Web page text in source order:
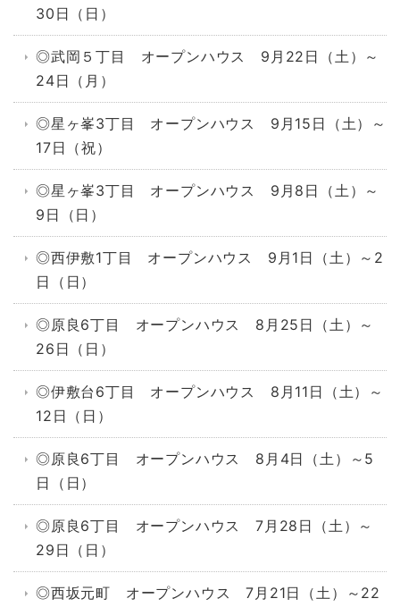
30日（日）
◎武岡５丁目 オープンハウス 9月22日（土）～
24日（月）
◎星ヶ峯3丁目 オープンハウス 9月15日（土）～
17日（祝）
◎星ヶ峯3丁目 オープンハウス 9月8日（土）～
9日（日）
◎西伊敷1丁目 オープンハウス 9月1日（土）～2
日（日）
◎原良6丁目 オープンハウス 8月25日（土）～
26日（日）
◎伊敷台6丁目 オープンハウス 8月11日（土）～
12日（日）
◎原良6丁目 オープンハウス 8月4日（土）～5
日（日）
◎原良6丁目 オープンハウス 7月28日（土）～
29日（日）
◎西坂元町 オープンハウス 7月21日（土）～22